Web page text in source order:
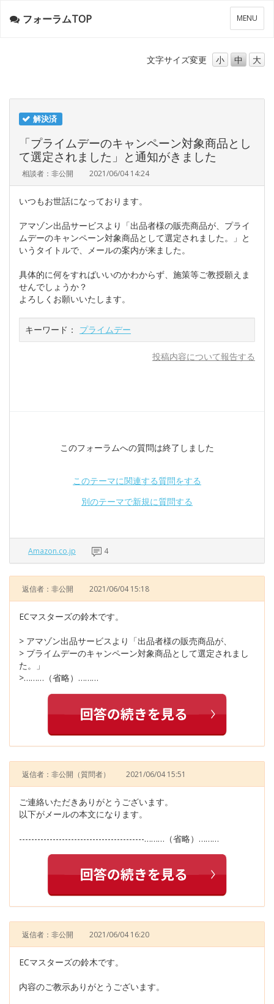
メ
ニ
ー
MENU
フォーラムTOP
文字サイズ変更 小 中 大
解決済
「プライムデーのキャンペーン対象商品とし
て選定されました」と通知がきました
相談者：非公開 2021/06/04 14:24
いつもお世話になっております。
アマゾン出品サービスより「出品者様の販売商品が、プライ
ムデーのキャンペーン対象商品として選定されました。」と
いうタイトルで、メールの案内が来ました。
具体的に何をすればいいのかわからず、施策等ご教授願えま
せんでしょうか？
よろしくお願いいたします。
キーワード： プライムデー
投稿内容について報告する
このフォーラムへの質問は終了しました
このテーマに関連する質問をする
別のテーマで新規に質問する
Amazon.co.jp 4
返信者：非公開 2021/06/04 15:18
ECマスターズの鈴木です。
> アマゾン出品サービスより「出品者様の販売商品が、
> プライムデーのキャンペーン対象商品として選定されまし
た。」
>………（省略）………
返信者：非公開 （質問者） 2021/06/04 15:51
ご連絡いただきありがとうございます。
以下がメールの本文になります。
-----------------------------------------………（省略）………
返信者：非公開 2021/06/04 16:20
ECマスターズの鈴木です。
内容のご教示ありがとうございます。